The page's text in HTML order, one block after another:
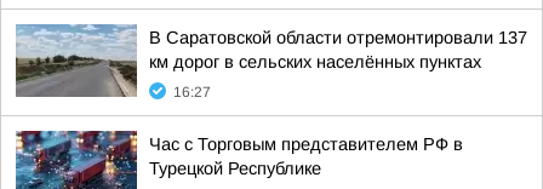
В Саратовской области отремонтировали 137
км дорог в сельских населённых пунктах
16:27
Час с Торговым представителем РФ в
Турецкой Республике